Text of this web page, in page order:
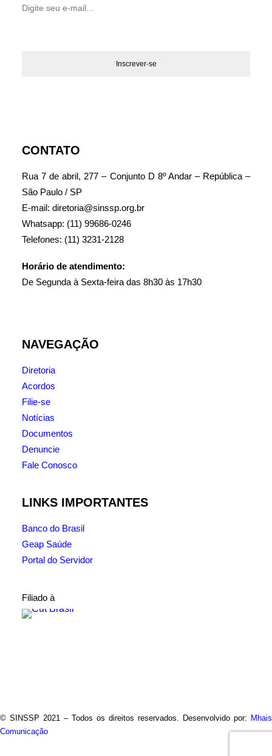
CONTATO
Rua 7 de abril, 277 – Conjunto D 8º Andar – República –
São Paulo / SP
E-mail: diretoria@sinssp.org.br
Whatsapp: (11) 99686-0246
Telefones: (11) 3231-2128
Horário de atendimento:
De Segunda à Sexta-feira das 8h30 às 17h30
NAVEGAÇÃO
Diretoria
Acordos
Filie-se
Notícias
Documentos
Denuncie
Fale Conosco
LINKS IMPORTANTES
Banco do Brasil
Geap Saúde
Portal do Servidor
Filiado à
© SINSSP 2021 – Todos os direitos reservados. Desenvolvido por: Mhais
Comunicação